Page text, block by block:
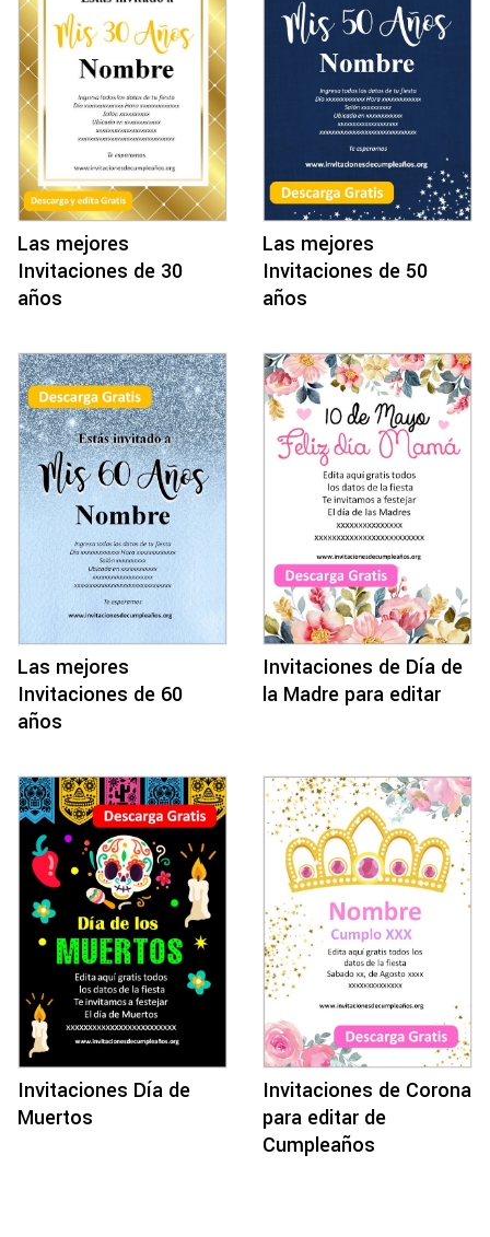
Las mejores
Invitaciones de 30
años
Las mejores
Invitaciones de 50
años
Las mejores
Invitaciones de 60
años
Invitaciones de Día de
la Madre para editar
Invitaciones Día de
Muertos
Invitaciones de Corona
para editar de
Cumpleaños